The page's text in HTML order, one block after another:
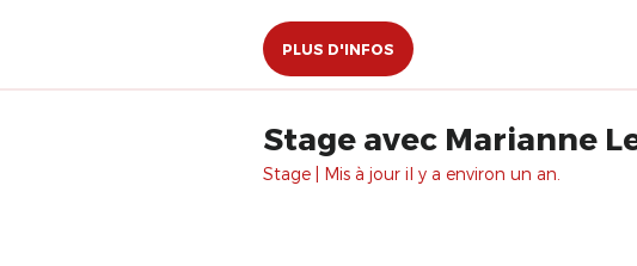
PLUS D'INFOS
Stage avec Marianne
Stage | Mis à jour il y a environ un an.